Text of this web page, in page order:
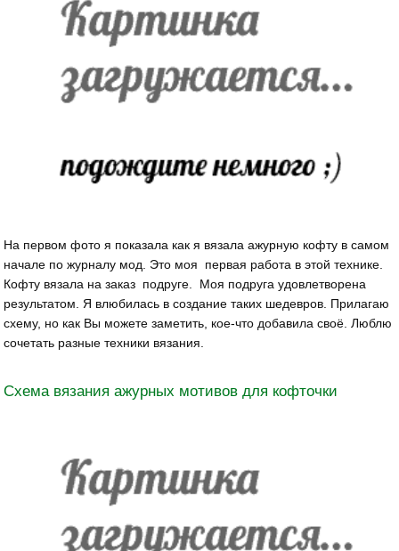
На первом фото я показала как я вязала ажурную кофту в самом
начале по журналу мод. Это моя первая работа в этой технике.
Кофту вязала на заказ подруге. Моя подруга удовлетворена
результатом. Я влюбилась в создание таких шедевров. Прилагаю
схему, но как Вы можете заметить, кое-что добавила своё. Люблю
сочетать разные техники вязания.
Схема вязания ажурных мотивов для кофточки